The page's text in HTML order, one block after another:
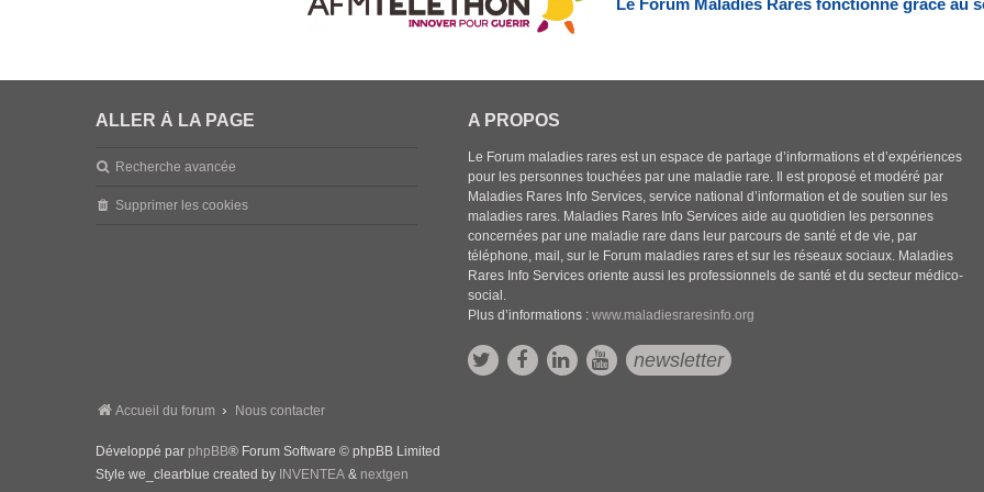
Le Forum Maladies Rares fonctionne grâce au
ALLER À LA PAGE
Recherche avancée
Supprimer les cookies
A PROPOS
Le Forum maladies rares est un espace de partage d’informations et d’expériences
pour les personnes touchées par une maladie rare. Il est proposé et modéré par
Maladies Rares Info Services, service national d’information et de soutien sur les
maladies rares. Maladies Rares Info Services aide au quotidien les personnes
concernées par une maladie rare dans leur parcours de santé et de vie, par
téléphone, mail, sur le Forum maladies rares et sur les réseaux sociaux. Maladies
Rares Info Services oriente aussi les professionnels de santé et du secteur médico-
social.
Plus d’informations :www.maladiesraresinfo.org
newsletter
Accueil du forum Nous contacter
Développé par phpBB® Forum Software © phpBB Limited
Style we_clearblue created by INVENTEA & nextgen